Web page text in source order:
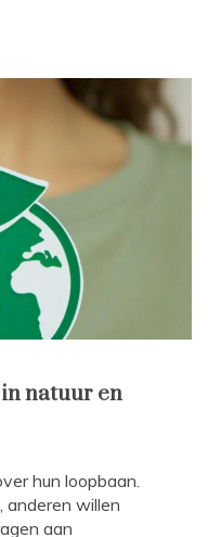
natuur en
hun loopbaan.
anderen willen
aan